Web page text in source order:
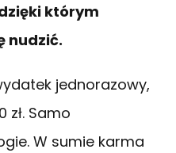
którym
nudzić.
jednorazowy,
zł. Samo
W sumie karma